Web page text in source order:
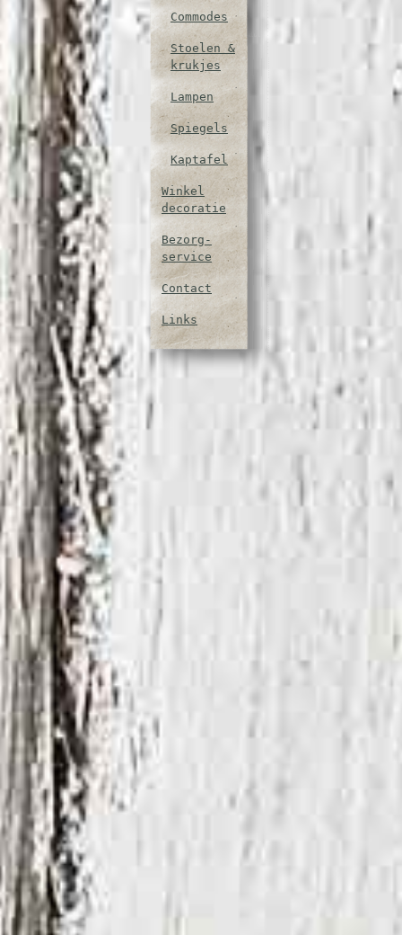
Commodes
Stoelen &
krukjes
Lampen
Spiegels
Kaptafel
Winkel
decoratie
Bezorg-
service
Contact
Links